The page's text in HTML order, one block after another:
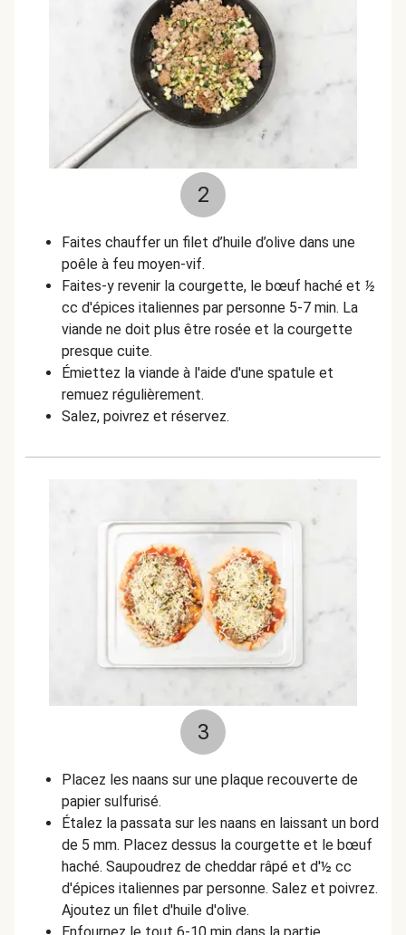
2
Faites chauffer un filet d’huile d’olive dans une
poêle à feu moyen-vif.
Faites-y revenir la courgette, le bœuf haché et ½
cc d'épices italiennes par personne 5-7 min. La
viande ne doit plus être rosée et la courgette
presque cuite.
Émiettez la viande à l'aide d'une spatule et
remuez régulièrement.
Salez, poivrez et réservez.
3
Placez les naans sur une plaque recouverte de
papier sulfurisé.
Étalez la passata sur les naans en laissant un bord
de 5 mm. Placez dessus la courgette et le bœuf
haché. Saupoudrez de cheddar râpé et d'½ cc
d'épices italiennes par personne. Salez et poivrez.
Ajoutez un filet d'huile d'olive.